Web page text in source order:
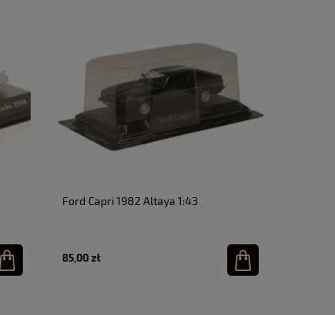
Ford Capri 1982 Altaya 1:43
85,00 zł